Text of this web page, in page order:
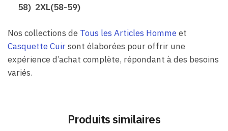
58) 2XL(58-59)
Nos collections de Tous les Articles Hommeet
Casquette Cuirsont élaborées pour offrir une
expérience d’achat complète, répondant à des besoins
variés.
Produits similaires